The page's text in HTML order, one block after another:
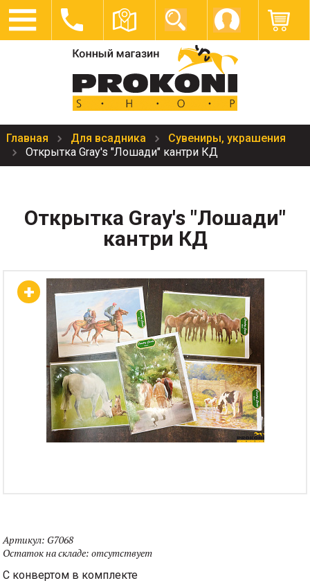
Главная Для всадника
Сувениры, украшения
Открытка Gray's "Лошади" кантри КД
Открытка Gray's "Лошади"
кантри КД
Артикул: G7068
Остаток на складе:отсутствует
С конвертом в комплекте